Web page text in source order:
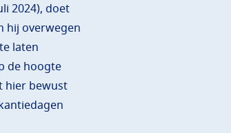
2024), doet
hij overwegen
laten
de hoogte
hier bewust